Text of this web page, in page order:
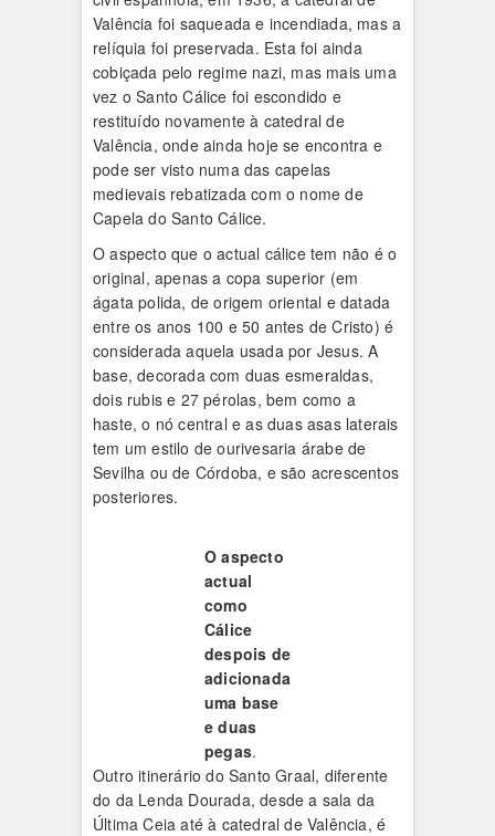
Valência foi saqueada e incendiada, mas a
relíquia foi preservada. Esta foi ainda
cobiçada pelo regime nazi, mas mais uma
vez o Santo Cálice foi escondido e
restituído novamente à catedral de
Valência, onde ainda hoje se encontra e
pode ser visto numa das capelas
medievais rebatizada com o nome de
Capela do Santo Cálice.
O aspecto que o actual cálice tem não é o
original, apenas a copa superior (em
ágata polida, de origem oriental e datada
entre os anos 100 e 50 antes de Cristo) é
considerada aquela usada por Jesus. A
base, decorada com duas esmeraldas,
dois rubis e 27 pérolas, bem como a
haste, o nó central e as duas asas laterais
tem um estilo de ourivesaria árabe de
Sevilha ou de Córdoba, e são acrescentos
posteriores.
O aspecto
actual
como
Cálice
despois de
adicionada
uma base
e duas
pegas.
Outro itinerário do Santo Graal, diferente
do da Lenda Dourada, desde a sala da
Última Ceia até à catedral de Valência, é